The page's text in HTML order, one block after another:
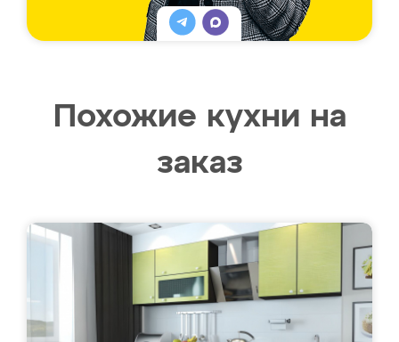
Похожие кухни на
заказ